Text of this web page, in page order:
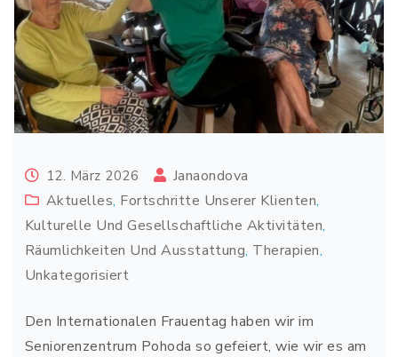
12. März 2026
Janaondova
Aktuelles, Fortschritte Unserer Klienten,
Kulturelle Und Gesellschaftliche Aktivitäten,
Räumlichkeiten Und Ausstattung, Therapien,
Unkategorisiert
Den Internationalen Frauentag haben wir im
Seniorenzentrum Pohoda so gefeiert, wie wir es am